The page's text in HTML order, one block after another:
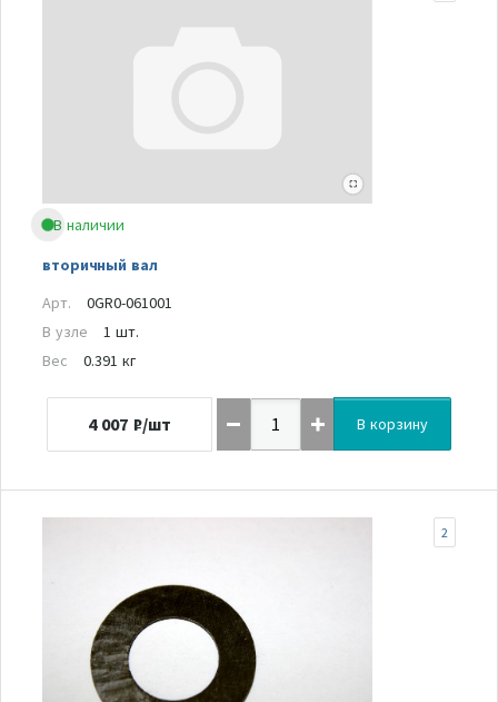
В наличии
вторичный вал
Арт.
0GR0-061001
В узле
1 шт.
Вес
0.391 кг
4 007 ₽/шт В корзину
2